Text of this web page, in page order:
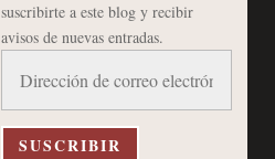
suscribirte a este blog y recibir
avisos de nuevas entradas.
correo
electrónico
SUSCRIBIR